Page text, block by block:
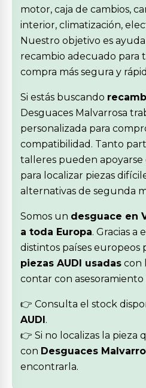
motor, caja de cambios,
interior, climatización,
Nuestro objetivo es
recambio adecuado
compra más segura y
Si estás buscando
Desguaces Malvarrosa
personalizada para
compatibilidad. Tanto
talleres pueden
para localizar piezas
alternativas de segunda
Somos un desguace en
a toda Europa. Gracias a
distintos países
piezas AUDI usadas con
contar con asesoramiento
👉 Consulta el stock
AUDI.
👉 Si no localizas la pieza
con Desguaces
encontrarla.